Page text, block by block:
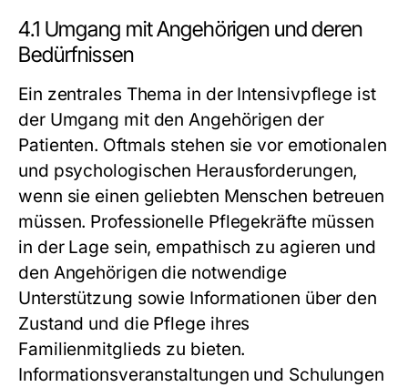
4.1 Umgang mit Angehörigen und deren
Bedürfnissen
Ein zentrales Thema in der Intensivpflege ist
der Umgang mit den Angehörigen der
Patienten. Oftmals stehen sie vor emotionalen
und psychologischen Herausforderungen,
wenn sie einen geliebten Menschen betreuen
müssen. Professionelle Pflegekräfte müssen
in der Lage sein, empathisch zu agieren und
den Angehörigen die notwendige
Unterstützung sowie Informationen über den
Zustand und die Pflege ihres
Familienmitglieds zu bieten.
Informationsveranstaltungen und Schulungen